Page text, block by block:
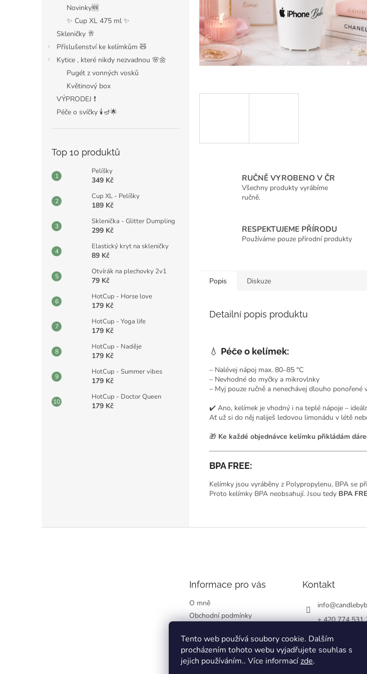
Tento web používá soubory cookie. Dalším
procházením tohoto webu vyjadřujete souhlas s
jejich používáním.. Více informacízde.
Novinky🆕
✨ Cup XL 475 ml ✨
Skleničky 🥂
Příslušenství ke kelímkům 🧸
Kytice , které nikdy nezvadnou 🌸🌼
Pugét z vonných vosků
Květinový box
VÝPRODEJ ❗️
Péče o svíčky 🕯️🪔🌟
Top 10 produktů
Pelíšky
349 Kč
Cup XL - Pelíšky
189 Kč
Sklenička - Glitter Dumpling
299 Kč
Elastický kryt na skleničky
89 Kč
Otvírák na plechovky 2v1
79 Kč
HotCup - Horse love
179 Kč
HotCup - Yoga life
179 Kč
HotCup - Naděje
179 Kč
HotCup - Summer vibes
179 Kč
HotCup - Doctor Queen
179 Kč
RUČNĚ VYROBENO V ČR
Všechny produkty vyrábíme
ručně.
RESPEKTUJEME PŘÍRODU
Používáme pouze přírodní produkty
Popis Diskuze
Detailní popis produktu
💧 Péče o kelímek:
– Nalévej nápoj max. 80–85 °C
– Nevhodné do myčky a mikrovlnky
– Myj pouze ručně a nenechávej dlouho ponořené
✔️ Ano, kelímek je vhodný i na teplé nápoje –
Ať už si do něj naliješ ledovou limonádu v létě
🎁 Ke každé objednávce kelímku přikládám
BPA FREE:
Kelímky jsou vyráběny z Polypropylenu, BPA se
Proto kelímky BPA neobsahují. Jsou tedy BPA
Informace pro vás
O mně
Obchodní podmínky
údajů
Kontakty
Kontakt
info@
+ 420 774 531
bett_candle_wax